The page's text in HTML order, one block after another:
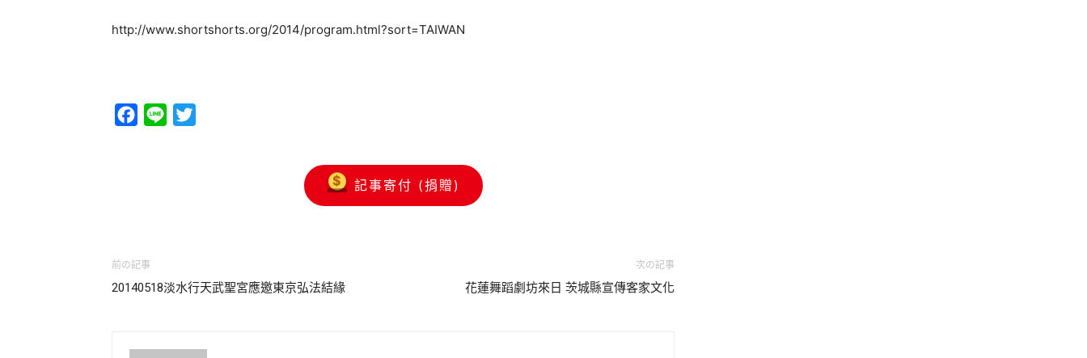
http://www.shortshorts.org/2014/program.html?sort=TAIWAN
Facebook
Line
記事寄付 (捐贈)
前の記事
20140518淡水行天武聖宮應邀東京弘法結緣
次の記事
花蓮舞蹈劇坊來日 茨城縣宣傳客家文化